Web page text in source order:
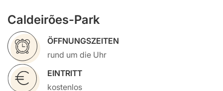
Caldeirões-Park
ÖFFNUNGSZEITEN
rund um die Uhr
EINTRITT
kostenlos